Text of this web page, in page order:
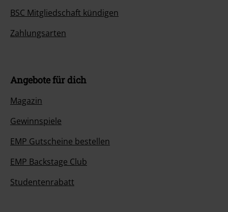
BSC Mitgliedschaft kündigen
Zahlungsarten
Angebote für dich
Magazin
Gewinnspiele
EMP Gutscheine bestellen
EMP Backstage Club
Studentenrabatt